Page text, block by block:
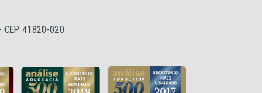
CEP 41820-020